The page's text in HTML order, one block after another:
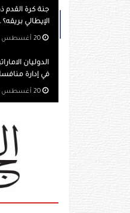
جنة كرة القدم
الإيطالي بريقه؟
الدوليان
في إدارة